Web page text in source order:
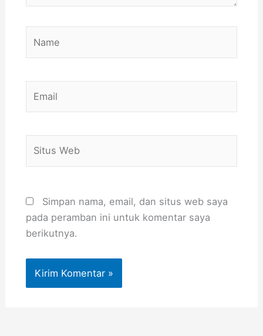
Web
Simpan nama, email, dan situs web saya
pada peramban ini untuk komentar saya
berikutnya.